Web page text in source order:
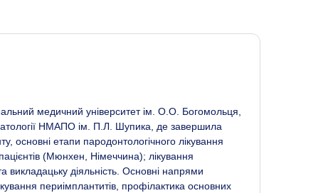
медичний університет ім. О.О. Богомольця,
НМАПО ім. П.Л. Шупика, де завершила
основні етапи пародонтологічного лікування
(Мюнхен, Німеччина); лікування
викладацьку діяльність. Основні напрями
периімплантитів, профілактика основних